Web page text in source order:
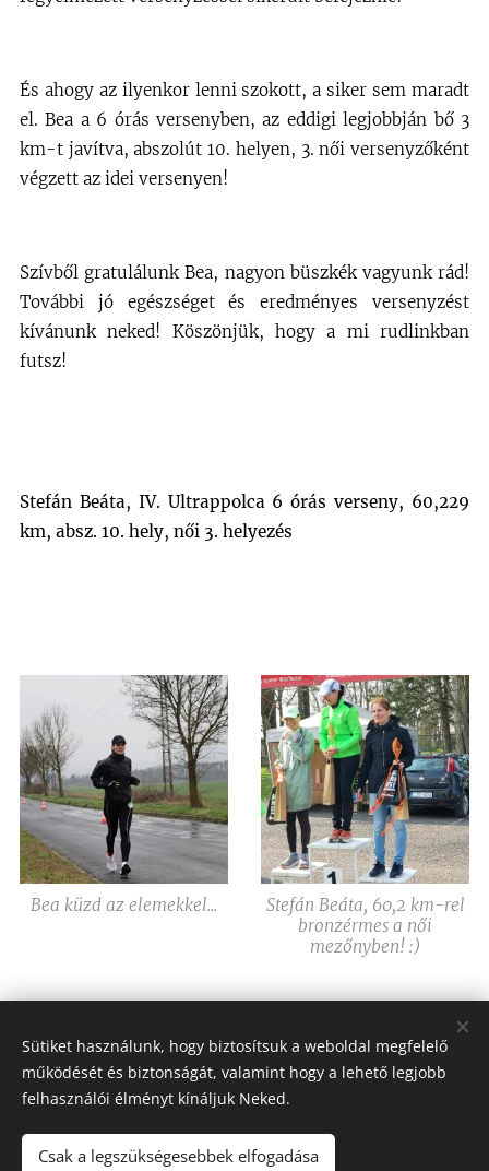
És ahogy az ilyenkor lenni szokott, a siker sem maradt
el. Bea a 6 órás versenyben, az eddigi legjobbján bő 3
km-t javítva, abszolút 10. helyen, 3. női versenyzőként
végzett az idei versenyen!
Szívből gratulálunk Bea, nagyon büszkék vagyunk rád!
További jó egészséget és eredményes versenyzést
kívánunk neked! Köszönjük, hogy a mi rudlinkban
futsz!
Stefán Beáta, IV. Ultrappolca 6 órás verseny, 60,229
km, absz. 10. hely, női 3. helyezés
Bea küzd az elemekkel...
Stefán Beáta, 60,2 km-rel
bronzérmes a női
mezőnyben! :)
Toldi Péter
Sütiket használunk, hogy biztosítsuk a weboldal megfelelő
működését és biztonságát, valamint hogy a lehető legjobb
felhasználói élményt kínáljuk Neked.
Csak a legszükségesebbek elfogadása